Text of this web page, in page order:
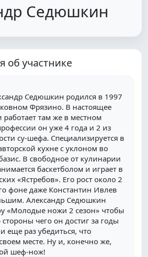
Седюшкин
об участнике
Седюшкин родился в 1997
Фрязино. В настоящее
там же в местном
он уже 4 года и 2 из
су-шефа. Специализируется в
кухне с уклоном во
В свободное от кулинарии
баскетболом и играет в
«Ястребов». Его рост около 2
фоне даже Константин Ивлев
Александр Седюшкин
«Молодые ножи 2 сезон» чтобы
стороны чего он достиг за годы
еще раз убедиться, что
месте. Ну и, конечно же,
шеф-нож!